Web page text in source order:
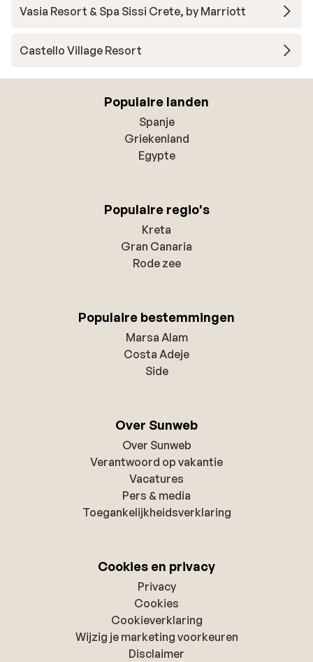
Vasia Resort & Spa Sissi Crete, by Marriott
Castello Village Resort
Populaire landen
Spanje
Griekenland
Egypte
Populaire regio's
Kreta
Gran Canaria
Rode zee
Populaire bestemmingen
Marsa Alam
Costa Adeje
Side
Over Sunweb
Over Sunweb
Verantwoord op vakantie
Vacatures
Pers & media
Toegankelijkheidsverklaring
Cookies en privacy
Privacy
Cookies
Cookieverklaring
Wijzig je marketing voorkeuren
Disclaimer